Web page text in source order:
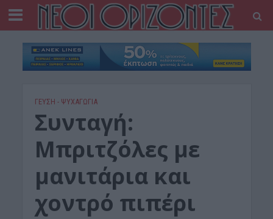
ΓΕΎΣΗ - ΨΥΧΑΓΩΓΊΑ
Συνταγή:
Μπριτζόλες με
μανιτάρια και
χοντρό πιπέρι